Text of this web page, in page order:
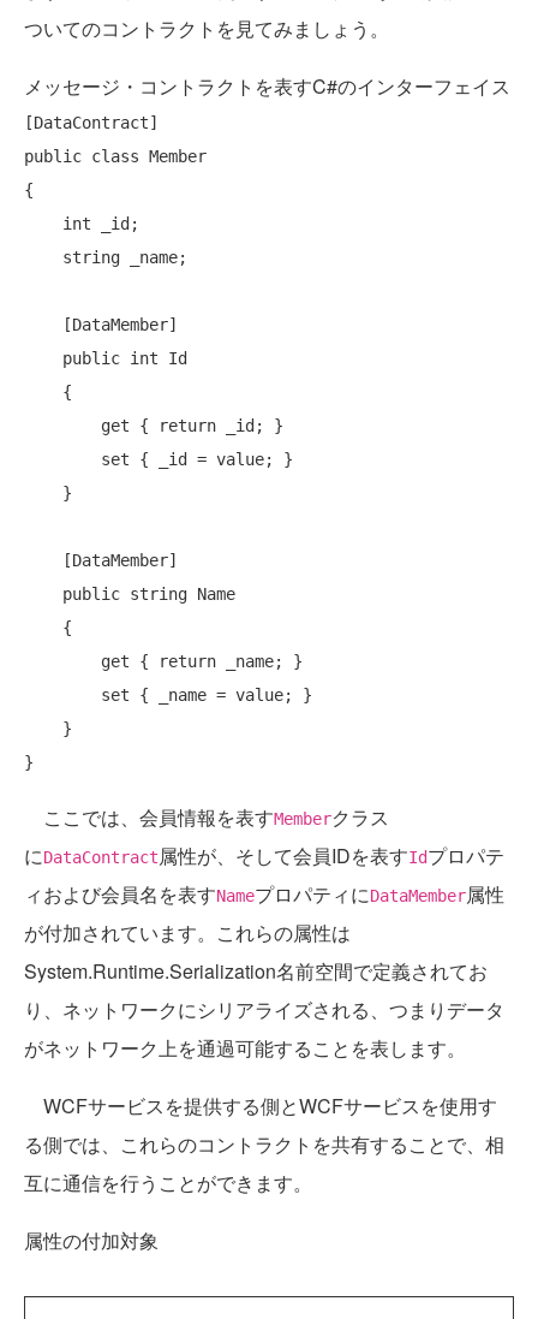
ついてのコントラクトを見てみましょう。
メッセージ・コントラクトを表すC#のインターフェイス
public class Member
{
int _id;
string _name;
public int Id
get { return _id; }
set { _id = value; }
public string Name
get { return _name; }
set { _name = value; }
ここでは、会員情報を表すMemberクラス
にDataContract属性が、そして会員IDを表すIdプロパテ
ィおよび会員名を表すNameプロパティにDataMember属性
が付加されています。これらの属性は
System.Runtime.Serialization名前空間で定義されてお
り、ネットワークにシリアライズされる、つまりデータ
がネットワーク上を通過可能することを表します。
WCFサービスを提供する側とWCFサービスを使用す
る側では、これらのコントラクトを共有することで、相
互に通信を行うことができます。
属性の付加対象